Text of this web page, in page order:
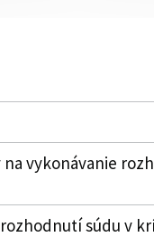
vykonávanie
súdu v